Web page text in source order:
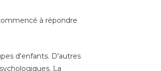
à répondre
d'enfants. D'autres
La